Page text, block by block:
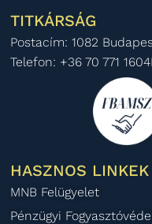
TITKÁRSÁG
Postacím: 1082
Telefon: +36 70 771 1604
HASZNOS LINKEK
MNB Felügyelet
Pénzügyi